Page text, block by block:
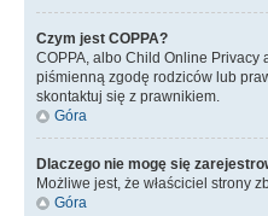
Czym jest COPPA?
COPPA, albo Child Online Privacy
piśmienną zgodę rodziców lub
skontaktuj się z prawnikiem.
Góra
Dlaczego nie mogę się
Możliwe jest, że właściciel strony
Góra